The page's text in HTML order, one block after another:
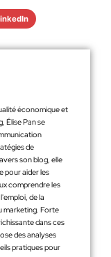
économique et
Élise Pan se
de
son blog, elle
pour aider les
comprendre les
de la
marketing. Forte
dans ces
des analyses
pratiques pour